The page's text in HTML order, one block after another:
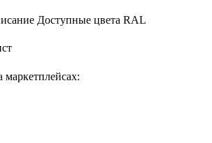
Доступные цвета RAL